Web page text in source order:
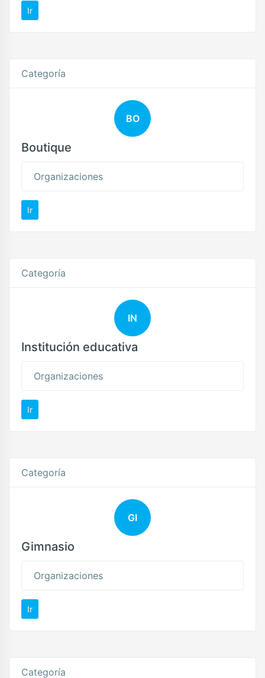
Ir
Categoría
BO
Boutique
Organizaciones
Ir
Categoría
IN
Institución educativa
Organizaciones
Ir
Categoría
GI
Gimnasio
Organizaciones
Ir
Categoría